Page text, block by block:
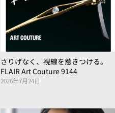
さりげなく、視線を惹きつける。
FLAIR Art Couture 9144
2026年7月24日